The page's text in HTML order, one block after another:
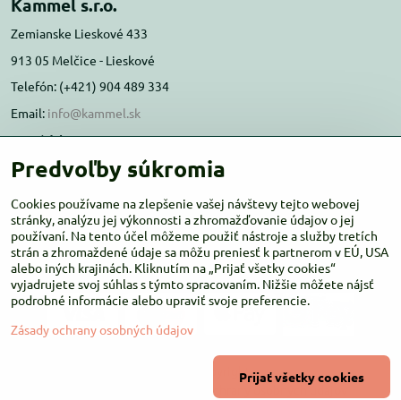
Kammel s.r.o.
Zemianske Lieskové 433
913 05 Melčice - Lieskové
Telefón: (+421) 904 489 334
Email: info@kammel.sk
Prevádzka:
Administratívna budova PD Melčice
Otváracie hodiny:PO-ŠT 8:00 - 16:00
PIA-NE Zatvorené
Copyright
Zásady ochrany osobných údajov
Predvoľby súkromia
Cookies používame na zlepšenie vašej návštevy tejto webovej
stránky, analýzu jej výkonnosti a zhromažďovanie údajov o jej
používaní. Na tento účel môžeme použiť nástroje a služby tretích
strán a zhromaždené údaje sa môžu preniesť k partnerom v EÚ, USA
alebo iných krajinách. Kliknutím na „Prijať všetky cookies“
vyjadrujete svoj súhlas s týmto spracovaním. Nižšie môžete nájsť
podrobné informácie alebo upraviť svoje preferencie.
Zásady ochrany osobných údajov
Prijať všetky cookies